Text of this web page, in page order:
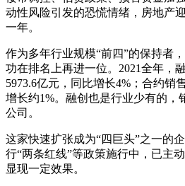
动性风险引发的恐慌情绪，房地产
一年。
作为多年行业规模“前四”的保持者
功在排名上再进一位。2021全年，
5973.6亿元，同比增长4%；合约销
增长约1%。融创也是行业少有的，
公司。
这家快速扩张成为“四巨头”之一的
行“两条红线”等政策施行中，已主
显现一定效果。